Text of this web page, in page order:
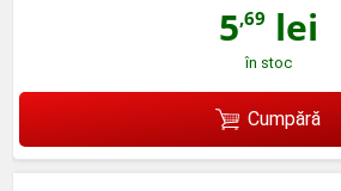
5,69 lei
în stoc
Cumpără